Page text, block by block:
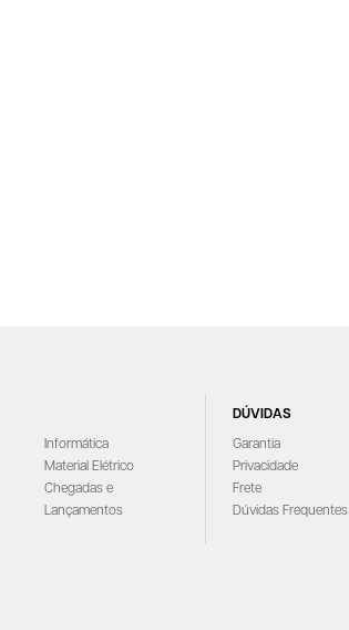
Informática
Material Elétrico
Chegadas e
Lançamentos
DÚVIDAS
Garantia
Privacidade
Frete
Dúvidas Frequentes